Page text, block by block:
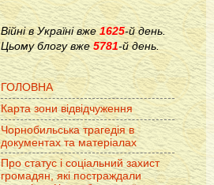
Війні в Україні вже1625-й день.
Цьому блогу вже 5781-й день.
ГОЛОВНА
Карта зони відвідчуження
Чорнобильська трагедія в
документах та матеріалах
Про статус і соціальний захист
громадян, які постраждали